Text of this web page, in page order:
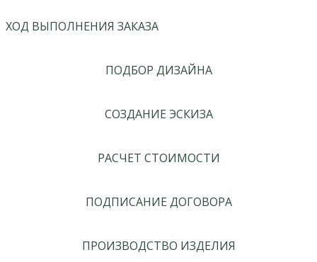
ХОД ВЫПОЛНЕНИЯ ЗАКАЗА
ПОДБОР ДИЗАЙНА
СОЗДАНИЕ ЭСКИЗА
РАСЧЕТ СТОИМОСТИ
ПОДПИСАНИЕ ДОГОВОРА
ПРОИЗВОДСТВО ИЗДЕЛИЯ